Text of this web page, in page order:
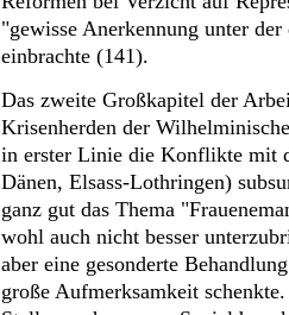
"gewisse Anerkennung unter
einbrachte (141).
Das zweite Großkapitel der
Krisenherden der
in erster Linie die Konflikte mit
Dänen, Elsass-Lothringen)
ganz gut das Thema
wohl auch nicht besser
aber eine gesonderte
große Aufmerksamkeit